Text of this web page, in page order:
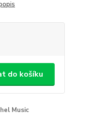
do košíku
Music